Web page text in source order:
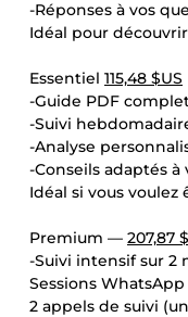
-Réponses à vos
Idéal pour
Essentiel 115,48 $US
-Guide PDF
-Suivi
-Analyse
-Conseils adaptés
Idéal si vous
Premium — 207,87
-Suivi intensif sur 2
Sessions
2 appels de suivi